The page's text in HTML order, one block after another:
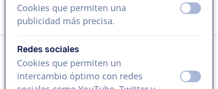
Solicita una demo gratis
Idioma
Alemán
Cookies que permiten una
publicidad más precisa.
Redes sociales
Cookies que permiten un
intercambio óptimo con redes